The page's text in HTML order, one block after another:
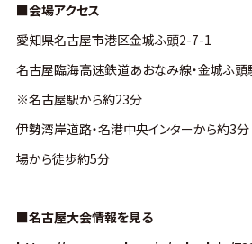
■会場アクセス
愛知県名古屋市港区金城ふ頭2-7-1
名古屋臨海高速鉄道あおなみ線・金城ふ
※名古屋駅から約23分
伊勢湾岸道路・名港中央インターから約3
場から徒歩約5分
■名古屋大会情報を見る